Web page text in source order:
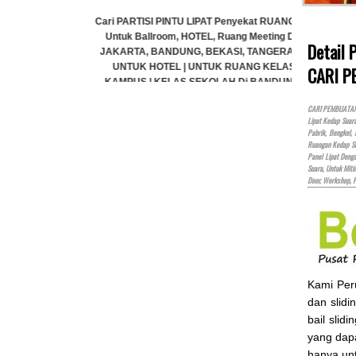
Detail
CARI
CARI
Lipat Kedap
Pabrik, Bengkel,
Ruangan Kedap
Panel Lipat
Suara, Untuk
Door, Workshop,
Kami
dan
bail
yang
Cari PARTISI PINTU LIPAT Penyekat RUANGAN,
Untuk Ballroom, HOTEL, Ruang Meeting Dll,
JAKARTA, BANDUNG, BEKASI, TANGERANG
UNTUK HOTEL | UNTUK RUANG KELAS
KAMPUS | KELAS SEKOLAH Di BANDUNG,
UNTUK
KAMPUS